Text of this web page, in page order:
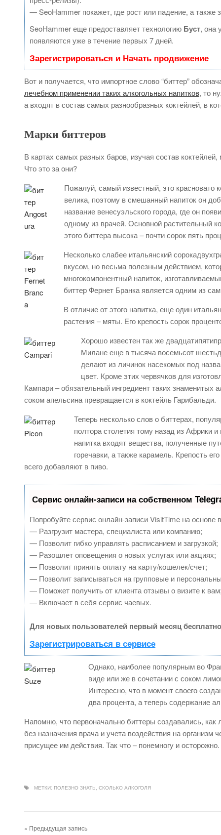
— SeoHammer покажет, где рост или падение, а также
SeoHammer еще предоставляет технологию Буст, она
появляются уже в течение первых 7 дней.
Зарегистрироваться и Начать продвижение
Вот и получается, что импортное слово “биттер”
лечебном применении таких алкогольных напитков, то
а входят в состав самых разнообразных коктейлей, в
Марки биттеров
В картах самых разных баров, изучая состав
Что это за они?
Пожалуй, самый известный, это красновато
велика, поэтому в смешанный напиток он
название венесуэльского города, где он
одному из врачей. Основной растительный
этого биттера высока – почти сорок пять
Несколько слабее итальянский
вкусом, но весьма полезным действием,
многокомпонентный напиток,
биттер Фернет Бранка является одним из
В отличие от этого напитка, еще один
растения – мяты. Его крепость сорок
Хорошо известен так же
Милане еще в тысяча восемьсот
делают из личинок насекомых под
цвет. Кроме этих червячков для
Кампари – обязательный ингредиент таких знаменитых
соком апельсина превращается в коктейль Гарибальди.
Теперь несколько слов о биттерах,
полтора столетия тому назад из Африки
напитка входят вещества, полученные
горечавки, а также карамель. Крепость
всего добавляют в пиво.
Сервис онлайн-записи на собственном
Попробуйте сервис онлайн-записи VisitTime на основе
— Разгрузит мастера, специалиста или компанию;
— Позволит гибко управлять расписанием и загрузкой;
— Разошлет оповещения о новых услугах или акциях;
— Позволит принять оплату на карту/кошелек/счет;
— Позволит записываться на групповые и
— Поможет получить от клиента отзывы о визите к
— Включает в себя сервис чаевых.
Для новых пользователей первый месяц
Зарегистрироваться в сервисе
Однако, наиболее популярным во
виде или же в сочетании с соком
Интересно, что в момент своего
два процента, а теперь содержание
Напомню, что первоначально биттеры создавались, как
без назначения врача и учета воздействия на
присущее им действия. Так что – понемногу и
МЕТКИ: ПОЛЕЗНО ЗНАТЬ, СКОЛЬКО АЛКОГОЛЯ
« Предыдущая запись